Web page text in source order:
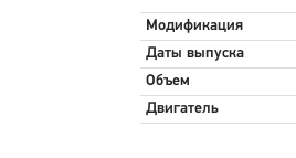
Модификация
Даты выпуска
Объем
Двигатель